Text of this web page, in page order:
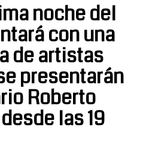
noche del
con una
de artistas
presentarán
Roberto
las 19